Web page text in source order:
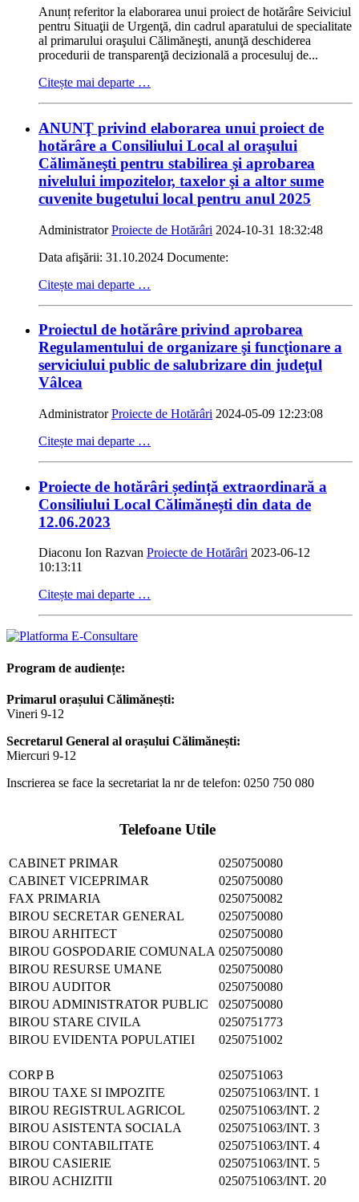
Anunț referitor la elaborarea unui proiect de hotărâre Seiviciul
pentru Situaţii de Urgenţă, din cadrul aparatului de specialitate
al primarului oraşului Călimăneşti, anunţă deschiderea
procedurii de transparenţă decizională a procesuluj de...
Citește mai departe …
ANUNŢ privind elaborarea unui proiect de
hotărâre a Consiliului Local al oraşului
Călimăneşti pentru stabilirea şi aprobarea
nivelului impozitelor, taxelor şi a altor sume
cuvenite bugetului local pentru anul 2025
AdministratorProiecte de Hotărâri 2024-10-31 18:32:48
Data afişării: 31.10.2024 Documente:
Citește mai departe …
Proiectul de hotărâre privind aprobarea
Regulamentului de organizare şi funcţionare a
serviciului public de salubrizare din judeţul
Vâlcea
AdministratorProiecte de Hotărâri 2024-05-09 12:23:08
Citește mai departe …
Proiecte de hotărâri ședință extraordinară a
Consiliului Local Călimănești din data de
12.06.2023
Diaconu Ion Razvan Proiecte de Hotărâri 2023-06-12
10:13:11
Citește mai departe …
Program de audiențe:
Primarul orașului Călimănești:
Vineri 9-12
Secretarul General al orașului Călimănești:
Miercuri 9-12
Inscrierea se face la secretariat la nr de telefon: 0250 750 080
Telefoane Utile
CABINET PRIMAR
0250750080
CABINET VICEPRIMAR
0250750080
FAX PRIMARIA
0250750082
BIROU SECRETAR GENERAL
0250750080
BIROU ARHITECT
0250750080
BIROU GOSPODARIE COMUNALA 0250750080
BIROU RESURSE UMANE
0250750080
BIROU AUDITOR
0250750080
BIROU ADMINISTRATOR PUBLIC
0250750080
BIROU STARE CIVILA
0250751773
BIROU EVIDENTA POPULATIEI
0250751002
CORP B
0250751063
BIROU TAXE SI IMPOZITE
0250751063/INT. 1
BIROU REGISTRUL AGRICOL
0250751063/INT. 2
BIROU ASISTENTA SOCIALA
0250751063/INT. 3
BIROU CONTABILITATE
0250751063/INT. 4
BIROU CASIERIE
0250751063/INT. 5
BIROU ACHIZITII
0250751063/INT. 20